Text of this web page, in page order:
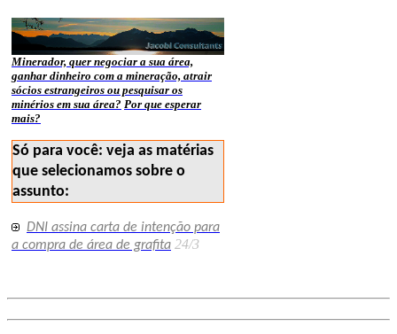
Minerador, quer negociar a sua área,
ganhar dinheiro com a mineração, atrair
sócios estrangeiros ou pesquisar os
minérios em sua área? Por que esperar
mais?
Só para você: veja as matérias
que selecionamos sobre o
assunto:
DNI assina carta de intenção para
a compra de área de grafita 24/3